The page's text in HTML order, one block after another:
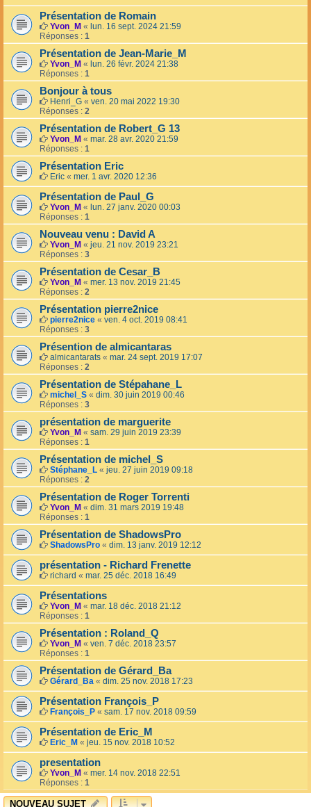
Présentation de Romain
Yvon_M « lun. 16 sept. 2024 21:59
Réponses : 1
Présentation de Jean-Marie_M
Yvon_M « lun. 26 févr. 2024 21:38
Réponses : 1
Bonjour à tous
Henri_G « ven. 20 mai 2022 19:30
Réponses : 2
Présentation de Robert_G 13
Yvon_M « mar. 28 avr. 2020 21:59
Réponses : 1
Présentation Eric
Eric « mer. 1 avr. 2020 12:36
Présentation de Paul_G
Yvon_M « lun. 27 janv. 2020 00:03
Réponses : 1
Nouveau venu : David A
Yvon_M « jeu. 21 nov. 2019 23:21
Réponses : 3
Présentation de Cesar_B
Yvon_M « mer. 13 nov. 2019 21:45
Réponses : 2
Présentation pierre2nice
pierre2nice « ven. 4 oct. 2019 08:41
Réponses : 3
Présention de almicantaras
almicantarats « mar. 24 sept. 2019 17:07
Réponses : 2
Présentation de Stépahane_L
michel_S « dim. 30 juin 2019 00:46
Réponses : 3
présentation de marguerite
Yvon_M « sam. 29 juin 2019 23:39
Réponses : 1
Présentation de michel_S
Stéphane_L « jeu. 27 juin 2019 09:18
Réponses : 2
Présentation de Roger Torrenti
Yvon_M « dim. 31 mars 2019 19:48
Réponses : 1
Présentation de ShadowsPro
ShadowsPro « dim. 13 janv. 2019 12:12
présentation - Richard Frenette
richard « mar. 25 déc. 2018 16:49
Présentations
Yvon_M « mar. 18 déc. 2018 21:12
Réponses : 1
Présentation : Roland_Q
Yvon_M « ven. 7 déc. 2018 23:57
Réponses : 1
Présentation de Gérard_Ba
Gérard_Ba « dim. 25 nov. 2018 17:23
Présentation François_P
François_P « sam. 17 nov. 2018 09:59
Présentation de Eric_M
Eric_M « jeu. 15 nov. 2018 10:52
presentation
Yvon_M « mer. 14 nov. 2018 22:51
Réponses : 1
NOUVEAU SUJET